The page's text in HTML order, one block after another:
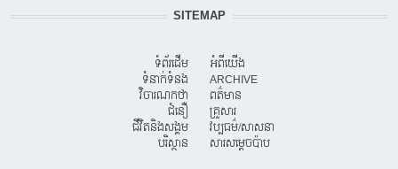
SITEMAP
ទំព័រដើម
ទំនាក់ទំនង
វិចារណកថា
ជំនឿ
ជីវិតនិងសង្គម
បរិស្ថាន
អំពីយើង
ARCHIVE
ពត៌មាន
គ្រួសារ
វប្បធម៌/សាសនា
សារសម្តេចប៉ាប